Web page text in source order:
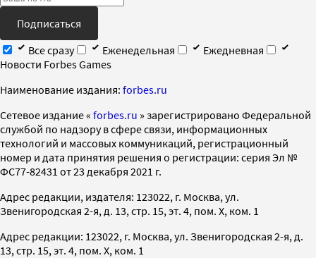
Подписаться
Все сразу
Еженедельная
Ежедневная
Новости Forbes Games
Наименование издания: forbes.ru
Cетевое издание « forbes.ru » зарегистрировано Федеральной
службой по надзору в сфере связи, информационных
технологий и массовых коммуникаций, регистрационный
номер и дата принятия решения о регистрации: серия Эл №
ФС77-82431 от 23 декабря 2021 г.
Адрес редакции, издателя: 123022, г. Москва, ул.
Звенигородская 2-я, д. 13, стр. 15, эт. 4, пом. X, ком. 1
Адрес редакции: 123022, г. Москва, ул. Звенигородская 2-я, д.
13, стр. 15, эт. 4, пом. X, ком. 1